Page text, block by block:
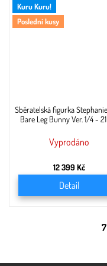
Kuru Kuru!
Poslední kusy
Sběratelská figurka
Bare Leg Bunny Ver. 1/4 -
Vyprodáno
12 399 Kč
Detail
7